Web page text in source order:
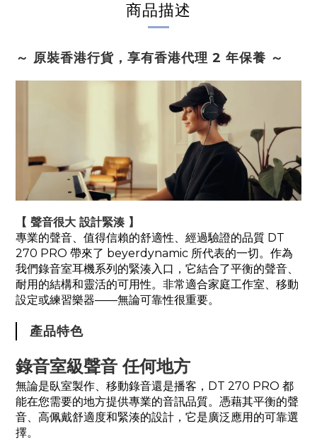
商品描述
～ 原裝香港行貨，享有香港代理 2 年保養 ～
【 聲音很大 設計緊湊 】
專業的聲音、值得信賴的舒適性、經過驗證的品質 DT
270 PRO 帶來了 beyerdynamic 所代表的一切。作為
我們錄音室耳機系列的緊湊入口，它結合了平衡的聲音、
耐用的結構和靈活的可用性。非常適合家庭工作室、移動
設定或練習樂器——無論可靠性很重要。
產品特色
錄音室級聲音 任何地方
無論是臥室製作、移動錄音還是播客，DT 270 PRO 都
能在您需要的地方提供專業的音訊品質。憑藉其平衡的聲
音、高佩戴舒適度和緊湊的設計，它是廣泛應用的可靠選
擇。